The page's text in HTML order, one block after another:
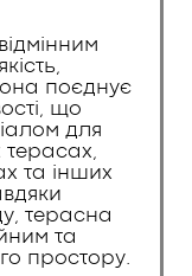
поєднує
що
для
терасах,
та інших
терасна
та
простору.